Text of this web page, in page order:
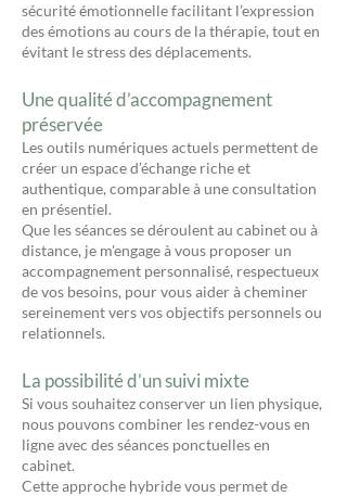
sécurité émotionnelle facilitant l’expression
des émotions au cours de la thérapie, tout en
évitant le stress des déplacements.
Une qualité d’accompagnement
préservée
Les outils numériques actuels permettent de
créer un espace d’échange riche et
authentique, comparable à une consultation
en présentiel.
Que les séances se déroulent au cabinet ou à
distance, je m'engage à vous proposer un
accompagnement personnalisé, respectueux
de vos besoins, pour vous aider à cheminer
sereinement vers vos objectifs personnels ou
relationnels.
La possibilité d’un suivi mixte
Si vous souhaitez conserver un lien physique,
nous pouvons combiner les rendez-vous en
ligne avec des séances ponctuelles en
cabinet.
Cette approche hybride vous permet de